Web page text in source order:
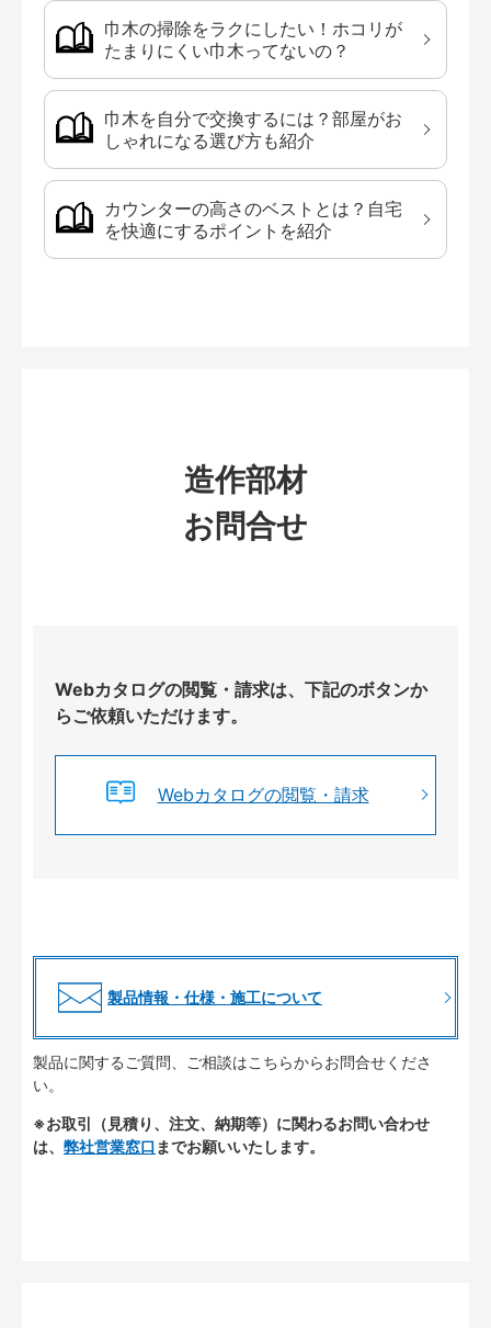
巾木の掃除をラクにしたい！ホコリが
たまりにくい巾木ってないの？
巾木を自分で交換するには？部屋がお
しゃれになる選び方も紹介
カウンターの高さのベストとは？自宅
を快適にするポイントを紹介
造作部材
お問合せ
Webカタログの閲覧・請求は、下記のボタンか
らご依頼いただけます。
Webカタログの閲覧・請求
製品情報・仕様・施工について
製品に関するご質問、ご相談はこちらからお問合せくださ
い。
※お取引（見積り、注文、納期等）に関わるお問い合わせ
は、 弊社営業窓口 までお願いいたします。